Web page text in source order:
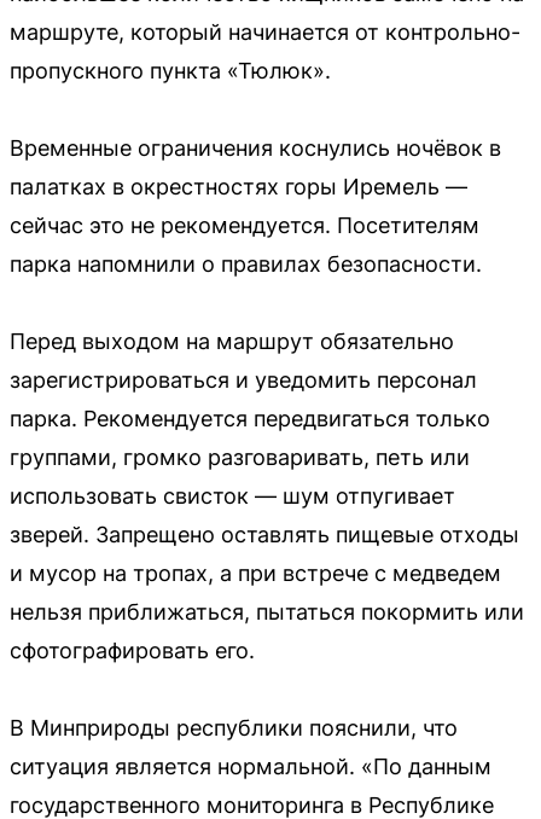
маршруте, который начинается от контрольно-
пропускного пункта «Тюлюк».
Временные ограничения коснулись ночёвок в
палатках в окрестностях горы Иремель —
сейчас это не рекомендуется. Посетителям
парка напомнили о правилах безопасности.
Перед выходом на маршрут обязательно
зарегистрироваться и уведомить персонал
парка. Рекомендуется передвигаться только
группами, громко разговаривать, петь или
использовать свисток — шум отпугивает
зверей. Запрещено оставлять пищевые отходы
и мусор на тропах, а при встрече с медведем
нельзя приближаться, пытаться покормить или
сфотографировать его.
В Минприроды республики пояснили, что
ситуация является нормальной. «По данным
государственного мониторинга в Республике